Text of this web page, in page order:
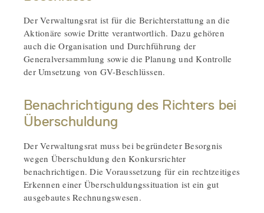
Der Verwaltungsrat ist für die Berichterstattung an die
Aktionäre sowie Dritte verantwortlich. Dazu gehören
auch die Organisation und Durchführung der
Generalversammlung sowie die Planung und Kontrolle
der Umsetzung von GV-Beschlüssen.
Benachrichtigung des Richters bei
Überschuldung
Der Verwaltungsrat muss bei begründeter Besorgnis
wegen Überschuldung den Konkursrichter
benachrichtigen. Die Voraussetzung für ein rechtzeitiges
Erkennen einer Überschuldungssituation ist ein gut
ausgebautes Rechnungswesen.